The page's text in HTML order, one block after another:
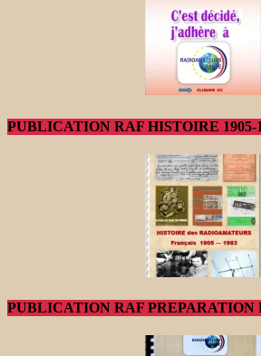
PUBLICATION RAF HISTOIRE 1905-
PUBLICATION RAF PREPARATION